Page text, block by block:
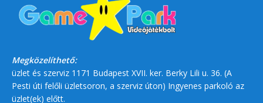
Megközelíthető:
üzlet és szerviz 1171 Budapest XVII. ker. Berky Lili u. 36. (A
Pesti úti felőli üzletsoron, a szerviz úton) Ingyenes parkoló az
üzlet(ek) előtt.